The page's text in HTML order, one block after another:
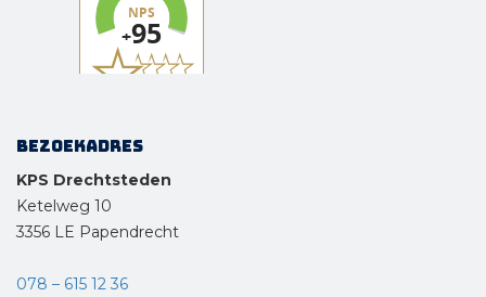
Bezoekadres
KPS Drechtsteden
Ketelweg 10
3356 LE Papendrecht
078 – 615 12 36